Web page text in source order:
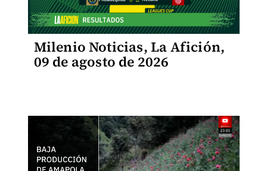
Milenio Noticias, La Afición,
09 de agosto de 2026